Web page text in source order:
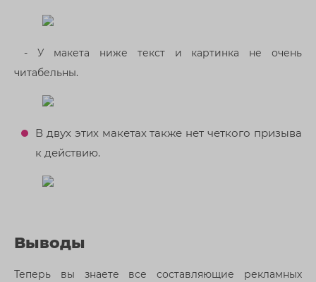
- У макета ниже текст и картинка не очень
читабельны.
В двух этих макетах также нет четкого призыва
к действию.
Выводы
Теперь вы знаете все составляющие рекламных